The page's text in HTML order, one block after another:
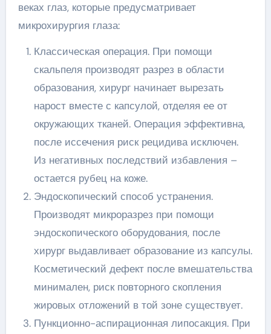
веках глаз, которые предусматривает
микрохирургия глаза:
Классическая операция. При помощи
скальпеля производят разрез в области
образования, хирург начинает вырезать
нарост вместе с капсулой, отделяя ее от
окружающих тканей. Операция эффективна,
после иссечения риск рецидива исключен.
Из негативных последствий избавления –
остается рубец на коже.
Эндоскопический способ устранения.
Производят микроразрез при помощи
эндоскопического оборудования, после
хирург выдавливает образование из капсулы.
Косметический дефект после вмешательства
минимален, риск повторного скопления
жировых отложений в той зоне существует.
Пункционно-аспирационная липосакция. При